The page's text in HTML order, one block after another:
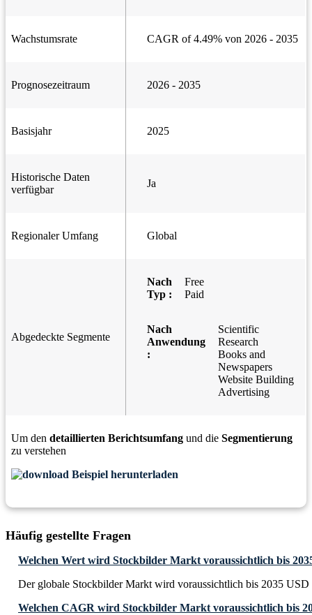
Wachstumsrate CAGR of 4.49% von 2026 - 2035
Prognosezeitraum 2026 - 2035
Basisjahr 2025
Historische Daten
verfügbar
Ja
Regionaler Umfang Global
Abgedeckte Segmente
Nach
Typ :
Free
Paid
Nach
Anwendung
:
Scientific
Research
Books and
Newspapers
Website Building
Advertising
Um den detaillierten Berichtsumfang und die Segmentierung
zu verstehen
Beispiel herunterladen
Häufig gestellte Fragen
Welchen Wert wird Stockbilder Markt voraussichtlich bis
Der globale Stockbilder Markt wird voraussichtlich bis 2035
Welchen CAGR wird Stockbilder Markt voraussichtlich bis